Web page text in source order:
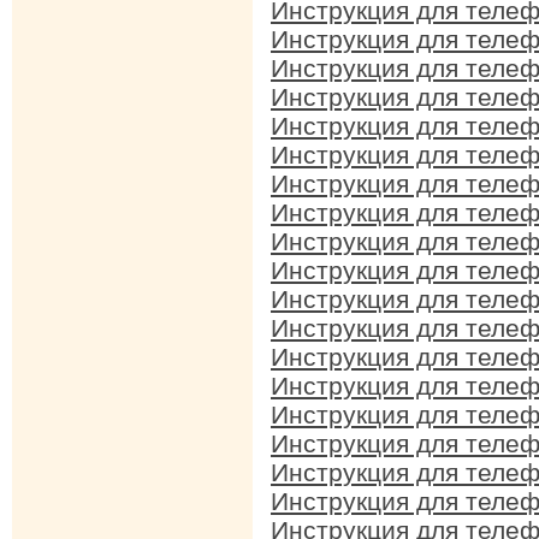
Инструкция для
Инструкция для
Инструкция для
Инструкция для
Инструкция для
Инструкция для
Инструкция для
Инструкция для
Инструкция для
Инструкция для
Инструкция для
Инструкция для
Инструкция для
Инструкция для
Инструкция для
Инструкция для
Инструкция для
Инструкция для
Инструкция для